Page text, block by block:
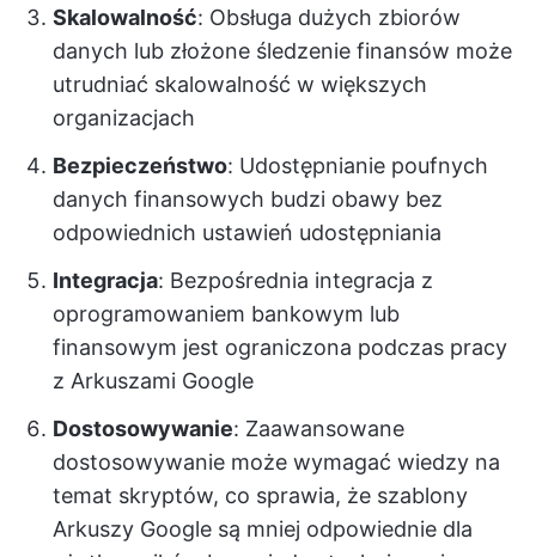
Skalowalność: Obsługa dużych zbiorów
danych lub złożone śledzenie finansów może
utrudniać skalowalność w większych
organizacjach
Bezpieczeństwo: Udostępnianie poufnych
danych finansowych budzi obawy bez
odpowiednich ustawień udostępniania
Integracja: Bezpośrednia integracja z
oprogramowaniem bankowym lub
finansowym jest ograniczona podczas pracy
z Arkuszami Google
Dostosowywanie: Zaawansowane
dostosowywanie może wymagać wiedzy na
temat skryptów, co sprawia, że szablony
Arkuszy Google są mniej odpowiednie dla